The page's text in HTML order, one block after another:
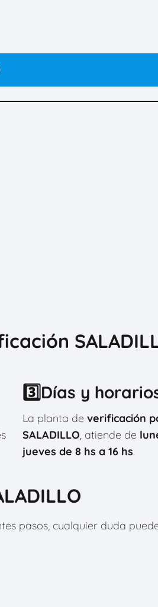
3️⃣Días y
La planta de verificación
SALADILLO, atiende de
jueves de 8 hs a 16 hs.
pasos, cualquier duda